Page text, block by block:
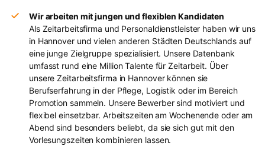
Wir arbeiten mit jungen und flexiblen Kandidaten
Als Zeitarbeitsfirma und Personaldienstleister haben wir uns
in Hannover und vielen anderen Städten Deutschlands auf
eine junge Zielgruppe spezialisiert. Unsere Datenbank
umfasst rund eine Million Talente für Zeitarbeit. Über
unsere Zeitarbeitsfirma in Hannover können sie
Berufserfahrung in der Pflege, Logistik oder im Bereich
Promotion sammeln. Unsere Bewerber sind motiviert und
flexibel einsetzbar. Arbeitszeiten am Wochenende oder am
Abend sind besonders beliebt, da sie sich gut mit den
Vorlesungszeiten kombinieren lassen.